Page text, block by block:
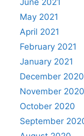
June 2021
May 2021
April 2021
February 2021
January 2021
December 2020
November 2020
October 2020
September